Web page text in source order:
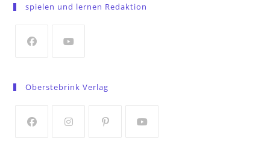
a
tab
spielen und lernen Redaktion
a
tab
tab
Oberstebrink Verlag